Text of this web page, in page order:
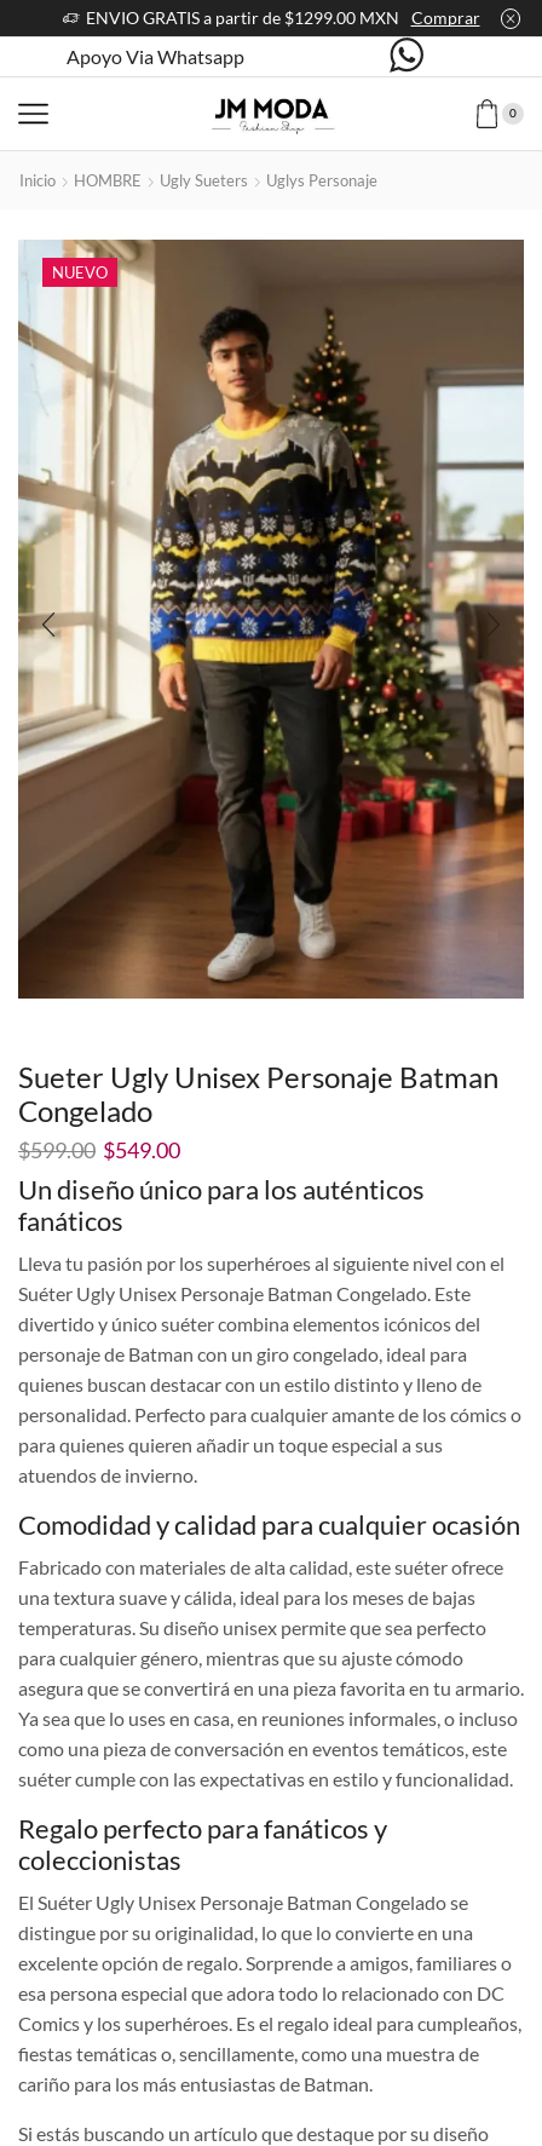
ENVIO GRATIS a partir de $1299.00 MXN Comprar
Apoyo Via Whatsapp
0
Inicio HOMBRE Ugly Sueters Uglys Personaje
NUEVO
Sueter Ugly Unisex Personaje Batman
Congelado
$599.00 El
original
era:
$549.00El
actual
Un diseño único para los auténticos
fanáticos
Lleva tu pasión por los superhéroes al siguiente nivel con el
Suéter Ugly Unisex Personaje Batman Congelado. Este
divertido y único suéter combina elementos icónicos del
personaje de Batman con un giro congelado, ideal para
quienes buscan destacar con un estilo distinto y lleno de
personalidad. Perfecto para cualquier amante de los cómics o
para quienes quieren añadir un toque especial a sus
atuendos de invierno.
Comodidad y calidad para cualquier ocasión
Fabricado con materiales de alta calidad, este suéter ofrece
una textura suave y cálida, ideal para los meses de bajas
temperaturas. Su diseño unisex permite que sea perfecto
para cualquier género, mientras que su ajuste cómodo
asegura que se convertirá en una pieza favorita en tu armario.
Ya sea que lo uses en casa, en reuniones informales, o incluso
como una pieza de conversación en eventos temáticos, este
suéter cumple con las expectativas en estilo y funcionalidad.
Regalo perfecto para fanáticos y
coleccionistas
El Suéter Ugly Unisex Personaje Batman Congelado se
distingue por su originalidad, lo que lo convierte en una
excelente opción de regalo. Sorprende a amigos, familiares o
esa persona especial que adora todo lo relacionado con DC
Comics y los superhéroes. Es el regalo ideal para cumpleaños,
fiestas temáticas o, sencillamente, como una muestra de
cariño para los más entusiastas de Batman.
Si estás buscando un artículo que destaque por su diseño